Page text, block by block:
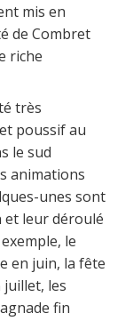
mis en
de Combret
riche
très
poussif au
le sud
animations
unes sont
leur déroulé
le
en juin, la fête
juillet, les
fin